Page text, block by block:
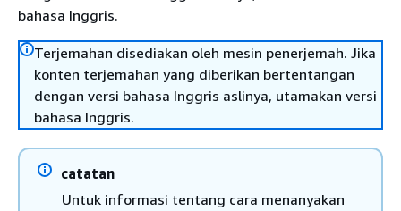
bahasa Inggris.
Terjemahan disediakan oleh mesin penerjemah. Jika
konten terjemahan yang diberikan bertentangan
dengan versi bahasa Inggris aslinya, utamakan versi
bahasa Inggris.
catatan
Untuk informasi tentang cara menanyakan